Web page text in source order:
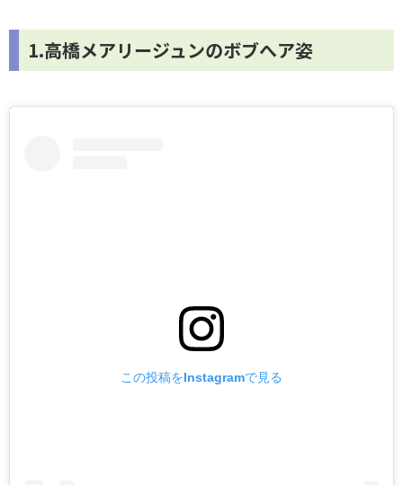
1.高橋メアリージュンのボブへア姿
この投稿をInstagramで見る